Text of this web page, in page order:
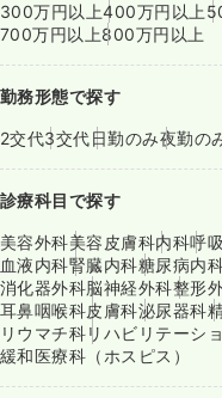
300万円以上400万円以上
700万円以上800万円以上
勤務形態で探す
2交代3交代日勤のみ夜勤の
診療科目で探す
美容外科美容皮膚科内科呼
血液内科腎臓内科糖尿病内
消化器外科脳神経外科整形
耳鼻咽喉科皮膚科泌尿器科
リウマチ科リハビリテーシ
緩和医療科（ホスピス）